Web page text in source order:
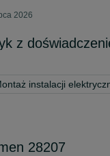
2026
z
instalacji
28207